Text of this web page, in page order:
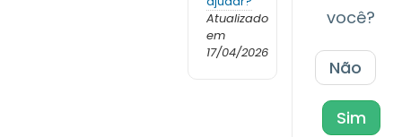
Atualizado
em
17/04/2026
você?
Não
Sim